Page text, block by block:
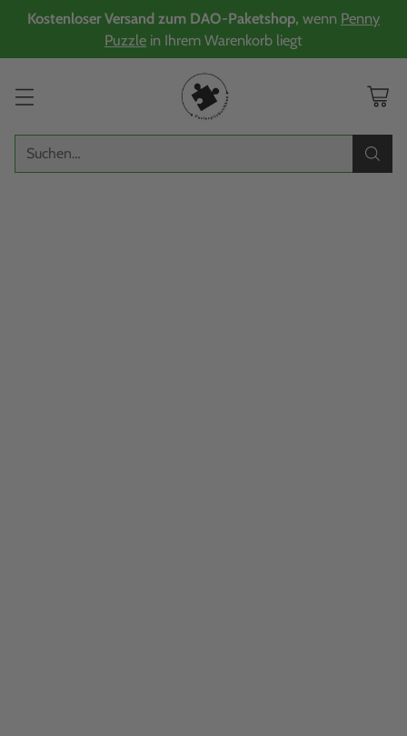
Kostenloser Versand zum DAO-Paketshop, wenn Penny
Puzzle in Ihrem Warenkorb liegt
Suchen…